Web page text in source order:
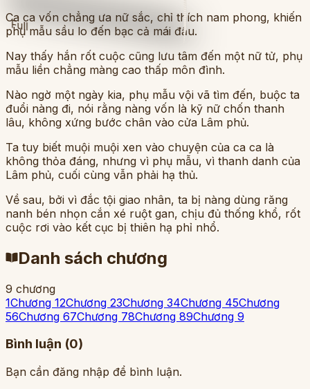
Full
Ca ca vốn chẳng ưa nữ sắc, chỉ thích nam phong, khiến
phụ mẫu sầu lo đến bạc cả mái đầu.
Nay thấy hắn rốt cuộc cũng lưu tâm đến một nữ tử, phụ
mẫu liền chẳng màng cao thấp môn đình.
Nào ngờ một ngày kia, phụ mẫu vội vã tìm đến, buộc ta
đuổi nàng đi, nói rằng nàng vốn là kỹ nữ chốn thanh
lâu, không xứng bước chân vào cửa Lâm phủ.
Ta tuy biết muội muội xen vào chuyện của ca ca là
không thỏa đáng, nhưng vì phụ mẫu, vì thanh danh của
Lâm phủ, cuối cùng vẫn phải hạ thủ.
Về sau, bởi vì đắc tội giao nhân, ta bị nàng dùng răng
nanh bén nhọn cắn xé ruột gan, chịu đủ thống khổ, rốt
cuộc rơi vào kết cục bị thiên hạ phỉ nhổ.
Danh sách chương
9 chương
1Chương 12Chương 23Chương 34Chương 45Chương
56Chương 67Chương 78Chương 89Chương 9
Bình luận (0)
Bạn cần đăng nhập để bình luận.